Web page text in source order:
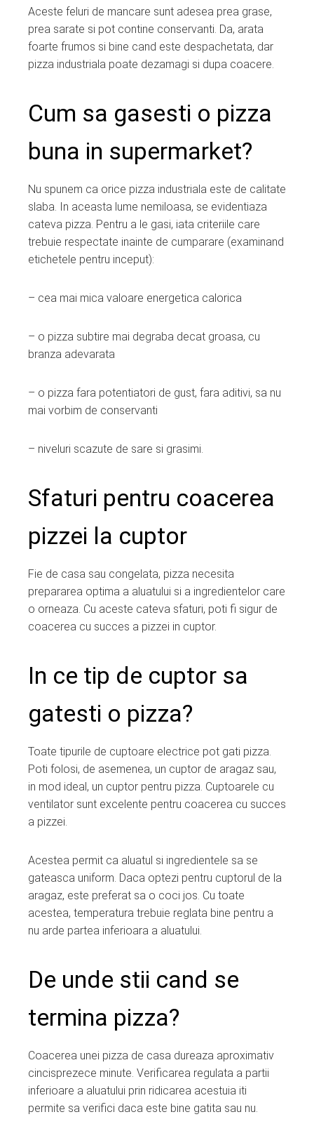
Aceste feluri de mancare sunt adesea prea grase,
prea sarate si pot contine conservanti. Da, arata
foarte frumos si bine cand este despachetata, dar
pizza industriala poate dezamagi si dupa coacere.
Cum sa gasesti o pizza
buna in supermarket?
Nu spunem ca orice pizza industriala este de calitate
slaba. In aceasta lume nemiloasa, se evidentiaza
cateva pizza. Pentru a le gasi, iata criteriile care
trebuie respectate inainte de cumparare (examinand
etichetele pentru inceput):
– cea mai mica valoare energetica calorica
– o pizza subtire mai degraba decat groasa, cu
branza adevarata
– o pizza fara potentiatori de gust, fara aditivi, sa nu
mai vorbim de conservanti
– niveluri scazute de sare si grasimi.
Sfaturi pentru coacerea
pizzei la cuptor
Fie de casa sau congelata, pizza necesita
prepararea optima a aluatului si a ingredientelor care
o orneaza. Cu aceste cateva sfaturi, poti fi sigur de
coacerea cu succes a pizzei in cuptor.
In ce tip de cuptor sa
gatesti o pizza?
Toate tipurile de cuptoare electrice pot gati pizza.
Poti folosi, de asemenea, un cuptor de aragaz sau,
in mod ideal, un cuptor pentru pizza. Cuptoarele cu
ventilator sunt excelente pentru coacerea cu succes
a pizzei.
Acestea permit ca aluatul si ingredientele sa se
gateasca uniform. Daca optezi pentru cuptorul de la
aragaz, este preferat sa o coci jos. Cu toate
acestea, temperatura trebuie reglata bine pentru a
nu arde partea inferioara a aluatului.
De unde stii cand se
termina pizza?
Coacerea unei pizza de casa dureaza aproximativ
cincisprezece minute. Verificarea regulata a partii
inferioare a aluatului prin ridicarea acestuia iti
permite sa verifici daca este bine gatita sau nu.